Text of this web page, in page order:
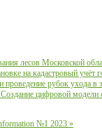
лесов Московской
на кадастровый учёт
рубок ухода в
цифровой модели
№1 2023 »